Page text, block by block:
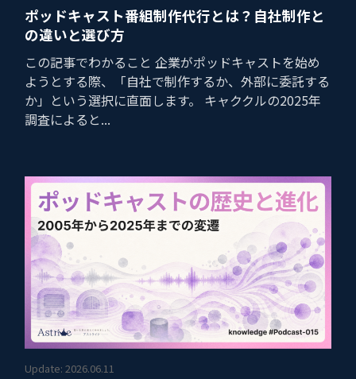
ポッドキャスト番組制作代行とは？自社制作と
の違いと選び方
この記事でわかること 企業がポッドキャストを始め
ようとする際、「自社で制作するか、外部に委託する
か」という選択に直面します。 キャククルの2025年
調査によると...
Update: 2026.06.11